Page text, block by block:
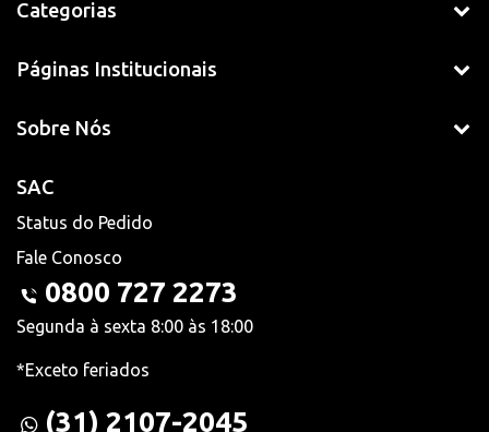
Categorias
Páginas Institucionais
Sobre Nós
SAC
Status do Pedido
Fale Conosco
0800 727 2273
Segunda à sexta 8:00 às 18:00
*Exceto feriados
(31) 2107-2045